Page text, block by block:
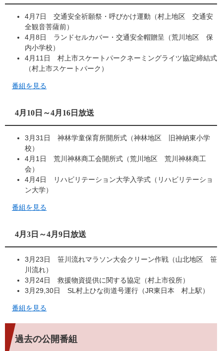
4月7日 交通安全祈願祭・呼びかけ運動（村上地区 交通安
全観音菩薩前）
4月8日 ランドセルカバー・交通安全帽贈呈（荒川地区 保
内小学校）
4月11日 村上市スケートパークネーミングライツ協定締結式
（村上市スケートパーク）
番組を見る
4月10日～4月16日放送
3月31日 神林学童保育所開所式（神林地区 旧神納東小学
校）
4月1日 荒川神林商工会開所式（荒川地区 荒川神林商工
会）
4月4日 リハビリテーション大学入学式（リハビリテーショ
ン大学）
番組を見る
4月3日～4月9日放送
3月23日 笹川流れマラソン大会クリーン作戦（山北地区 笹
川流れ）
3月24日 救援物資提供に関する協定（村上市役所）
3月29,30日 SL村上ひな街道号運行（JR東日本 村上駅）
番組を見る
過去の公開番組